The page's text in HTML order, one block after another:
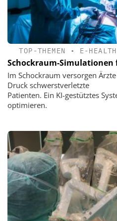
TOP-THEMEN • E-HEALTH
Schockraum-Simulationen
Im Schockraum versorgen
Druck schwerstverletzte
Patienten. Ein KI-gestütztes
optimieren.